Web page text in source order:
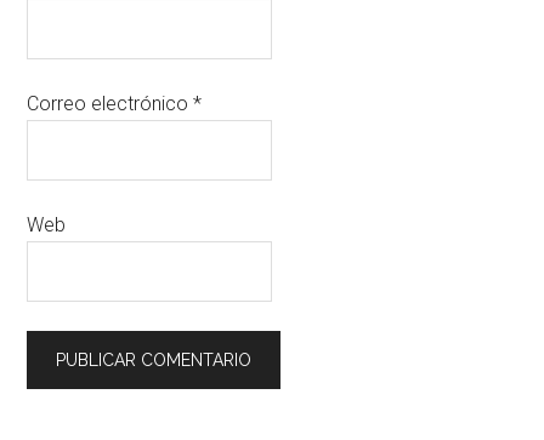
Correo electrónico*
Web